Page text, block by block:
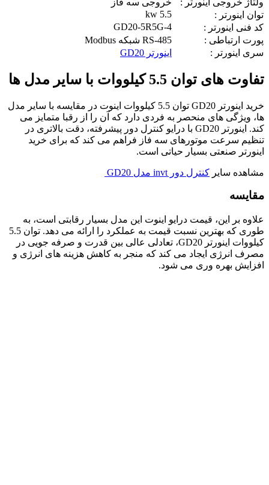
توان اینورتر :
5.5 kw
کد فنی اینورتر :
GD20-5R5G-4
پورت ارتباطی :
RS-485 شبکه Modbus
سری اینورتر :
اينورتر GD20
تفاوت های توان 5.5 کیلووات با سایر مدل ها
خرید اینورتر GD20 توان 5.5 کیلووات اینوت در مقایسه با سایر مدل
ها، ویژگی های منحصر به فردی دارد که آن را از رقبا متمایز می
کند. اینورتر GD20 با درایو کنترل دور پیشرفته، دقت بالاتری در
تنظیم سرعت موتورهای سه فاز فراهم می کند که برای خرید
اینورتر صنعتی بسیار حیاتی است.
مشاهده سایر کنترل دور invt مدل GD20
مقایسه
علاوه بر این، قیمت درایو اینوت این مدل بسیار رقابتی است، به
طوری که بهترین نسبت قیمت به عملکرد را ارائه می دهد. توان 5.5
کیلووات اینورتر GD20، تعادلی عالی بین قدرت و صرفه جویی در
مصرف انرژی ایجاد می کند که منجر به کاهش هزینه های انرژی و
افزایش بهره وری می شود.